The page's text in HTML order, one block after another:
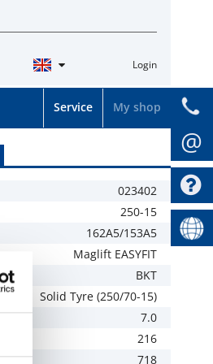
Login
My shop
Service
023402
250-15
162A5/153A5
Maglift EASYFIT
BKT
Solid Tyre (250/70-15)
7.0
216
718
@